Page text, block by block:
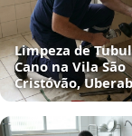
Limpeza de
Cano na Vila São
Cristóvão,